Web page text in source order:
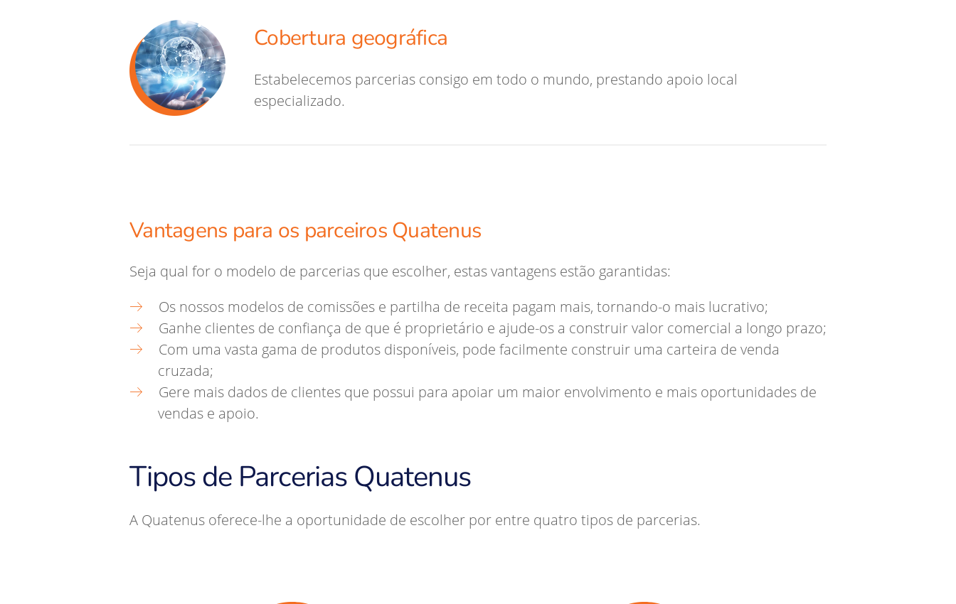
Cobertura geográfica
Estabelecemos parcerias consigo em todo o mundo, prestando apoio local
especializado.
Vantagens para os parceiros Quatenus
Seja qual for o modelo de parcerias que escolher, estas vantagens estão garantidas:
Os nossos modelos de comissões e partilha de receita pagam mais, tornando-o mais lucrativo;
Ganhe clientes de confiança de que é proprietário e ajude-os a construir valor comercial a longo prazo;
Com uma vasta gama de produtos disponíveis, pode facilmente construir uma carteira de venda
cruzada;
Gere mais dados de clientes que possui para apoiar um maior envolvimento e mais oportunidades de
vendas e apoio.
Tipos de Parcerias Quatenus
A Quatenus oferece-lhe a oportunidade de escolher por entre quatro tipos de parcerias.